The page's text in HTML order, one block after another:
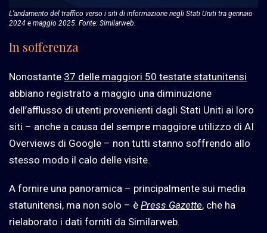
L’andamento del traffico verso i siti di informazione negli Stati Uniti tra gennaio
2024 e maggio 2025. Fonte: Similarweb
In sofferenza
Nonostante 37 delle maggiori 50 testate statunitensi
abbiano registrato a maggio una diminuzione
dell’afflusso di utenti provenienti dagli Stati Uniti ai loro
siti – anche a causa del sempre maggiore utilizzo di AI
Overviews di Google – non tutti stanno soffrendo allo
stesso modo il calo delle visite.
A fornire una panoramica – principalmente sui media
statunitensi, ma non solo – è Press Gazette, che ha
rielaborato i dati forniti da Similarweb.